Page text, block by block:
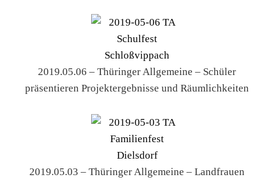
2019.05.06 – Thüringer Allgemeine – Schüler
präsentieren Projektergebnisse und Räumlichkeiten
2019.05.03 – Thüringer Allgemeine – Landfrauen